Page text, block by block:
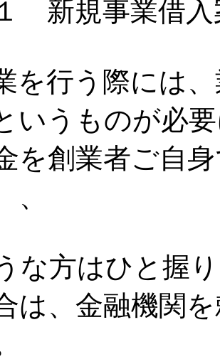
新規事業借入
を行う際には
いうものが必
を創業者ご自
、
な方はひと握
は、金融機関